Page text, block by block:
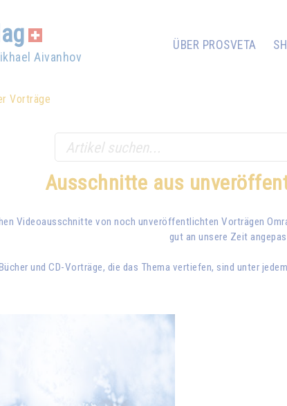
Aivanhov
ÜBER PROSVETA
Vorträge
Ausschnitte aus
Videoausschnitte von noch unveröffentlichten Vorträgen
gut an unsere Zeit
und CD-Vorträge, die das Thema vertiefen, sind unter